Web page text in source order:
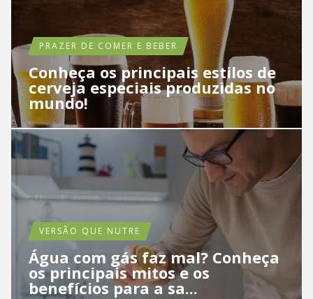
PRAZER DE COMER E BEBER
Conheça os principais estilos de
cerveja especiais produzidas no
mundo!
VERSÃO QUE NUTRE
Água com gás faz mal? Conheça
os principais mitos e os
benefícios para a sa...